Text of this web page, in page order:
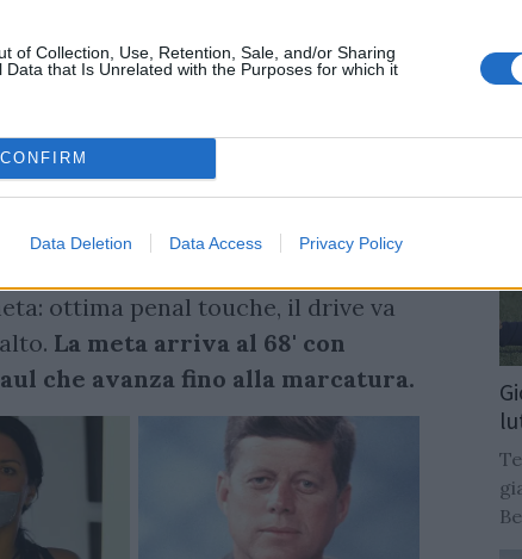
of Collection, Use, Retention, Sale, and/or Sharing
Data that Is Unrelated with the Purposes for which it
CONFIRM
Data Deletion Data Access Privacy Policy
ottima penal touche, il drive va
La meta arriva al 68' con
che avanza fino alla marcatura.